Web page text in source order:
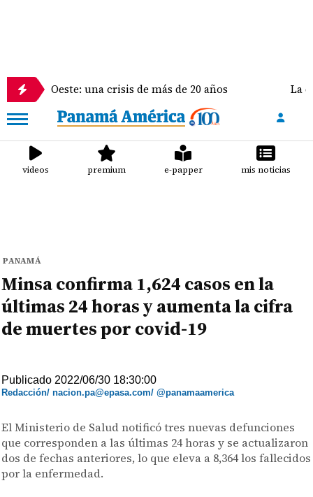
una crisis de más de 20 años La
videos premium e-papper mis noticias
PANAMÁ
Minsa confirma 1,624 casos en la
últimas 24 horas y aumenta la cifra
de muertes por covid-19
Publicado 2022/06/30 18:30:00
Redacción/ nacion.pa@epasa.com/ @panamaamerica
El Ministerio de Salud notificó tres nuevas defunciones
que corresponden a las últimas 24 horas y se actualizaron
dos de fechas anteriores, lo que eleva a 8,364 los fallecidos
por la enfermedad.